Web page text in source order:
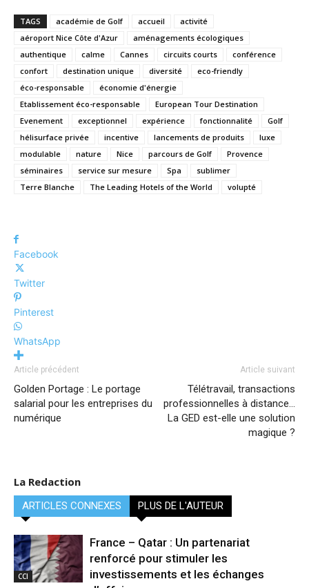
TAGS académie de Golf accueil
activité
aéroport Nice Côte d'Azur
aménagements écologiques
authentique
calme Cannes circuits courts
conférence
confort
destination unique diversité
eco-friendly
éco-responsable
économie d'énergie
Etablissement éco-responsable
European Tour Destination
Evenement
exceptionnel expérience fonctionnalité
Golf
hélisurface privée
incentive lancements de produits
luxe
modulable
nature Nice parcours de Golf
Provence
séminaires
service sur mesure Spa
sublimer
Terre Blanche
The Leading Hotels of the World volupté
Facebook
Twitter
Pinterest
WhatsApp
Article précédent
Golden Portage : Le portage
salarial pour les entreprises du
numérique
Article suivant
Télétravail, transactions
professionnelles à distance…
La GED est-elle une solution
magique ?
La Redaction
ARTICLES CONNEXES PLUS DE L'AUTEUR
CCI
France – Qatar : Un partenariat
renforcé pour stimuler les
investissements et les échanges